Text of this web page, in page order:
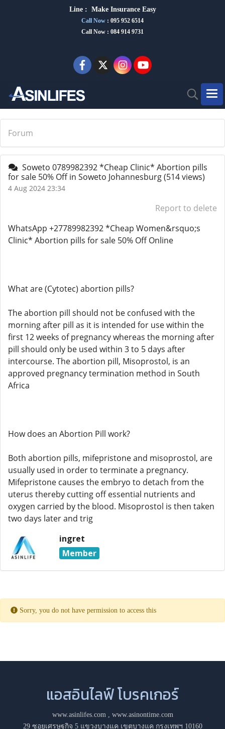
Line : Make Insurance Easy
Call Now : 095 952 6514
Call Now : 084 914 9731
Forum
Soweto 0789982392 *Cheap Clinic* Abortion pills
for sale 50% Off in Soweto Johannesburg(514 views)
4 Aug 2024 23:34
Report to delete
WhatsApp +27789982392 *Cheap Women&rsquo;s
Clinic* Abortion pills for sale 50% Off Online
What are (Cytotec) abortion pills?
The abortion pill should not be confused with the
morning after pill as it is intended for use within the
first 12 weeks of pregnancy whereas the morning after
pill should only be used within 3 to 5 days after
intercourse. The abortion pill, Misoprostol, is an
approved pregnancy termination method in South
Africa
How does an Abortion Pill work?
Both abortion pills, mifepristone and misoprostol, are
usually used in order to terminate a pregnancy.
Mifepristone causes the embryo to detach from the
uterus thereby cutting off essential nutrients and
oxygen carried by the blood. Misoprostol is then taken
two days later and trig
ingret
Member
Sorry, you do not have permission to access this
แอสอินไลฟ์ โบรคเกอร์
www.asinlifes.com, www.asinontime.com
29 ซอยเศรษฐกิจ 5 แขวงบางแค เขตบางแค กรุงเทพฯ 10160